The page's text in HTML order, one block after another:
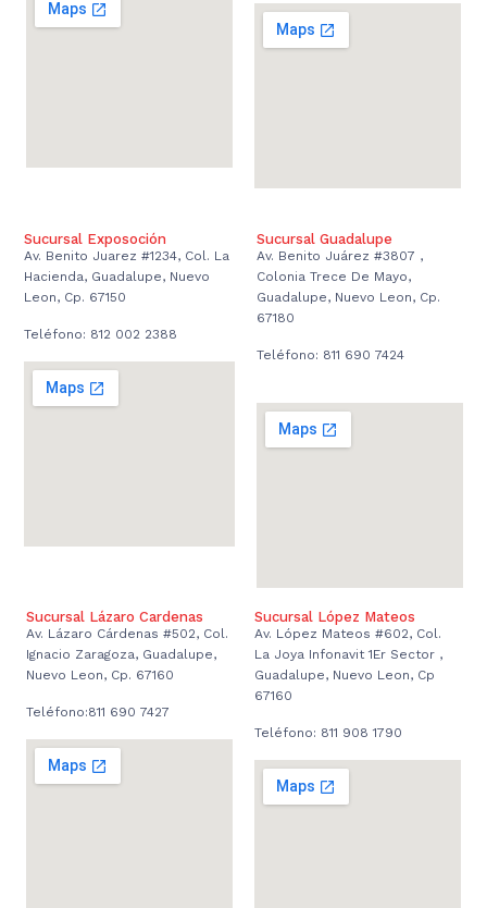
Sucursal Exposoción
Av. Benito Juarez #1234, Col. La
Hacienda, Guadalupe, Nuevo
Leon, Cp. 67150
Teléfono: 812 002 2388
Sucursal Guadalupe
Av. Benito Juárez #3807 ,
Colonia Trece De Mayo,
Guadalupe, Nuevo Leon, Cp.
67180
Teléfono: 811 690 7424
Sucursal Lázaro Cardenas
Av. Lázaro Cárdenas #502, Col.
Ignacio Zaragoza, Guadalupe,
Nuevo Leon, Cp. 67160
Teléfono:811 690 7427
Sucursal López Mateos
Av. López Mateos #602, Col.
La Joya Infonavit 1Er Sector ,
Guadalupe, Nuevo Leon, Cp
67160
Teléfono: 811 908 1790